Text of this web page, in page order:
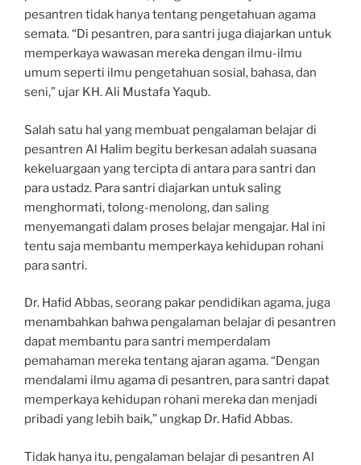
pesantren tidak hanya tentang pengetahuan agama
semata. “Di pesantren, para santri juga diajarkan untuk
memperkaya wawasan mereka dengan ilmu-ilmu
umum seperti ilmu pengetahuan sosial, bahasa, dan
seni,” ujar KH. Ali Mustafa Yaqub.
Salah satu hal yang membuat pengalaman belajar di
pesantren Al Halim begitu berkesan adalah suasana
kekeluargaan yang tercipta di antara para santri dan
para ustadz. Para santri diajarkan untuk saling
menghormati, tolong-menolong, dan saling
menyemangati dalam proses belajar mengajar. Hal ini
tentu saja membantu memperkaya kehidupan rohani
para santri.
Dr. Hafid Abbas, seorang pakar pendidikan agama, juga
menambahkan bahwa pengalaman belajar di pesantren
dapat membantu para santri memperdalam
pemahaman mereka tentang ajaran agama. “Dengan
mendalami ilmu agama di pesantren, para santri dapat
memperkaya kehidupan rohani mereka dan menjadi
pribadi yang lebih baik,” ungkap Dr. Hafid Abbas.
Tidak hanya itu, pengalaman belajar di pesantren Al